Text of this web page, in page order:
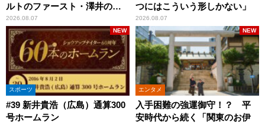
ルトのファースト・澤井の判
断を評価
2026.08.07
つにはこういう形しかない」
2026.08.07
スポーツ
#39 新井貴浩（広島）通算300
号ホームラン
NEW
エンタメ
入手困難の強運御守！？ 平
安時代から続く「関東のお伊
NEW